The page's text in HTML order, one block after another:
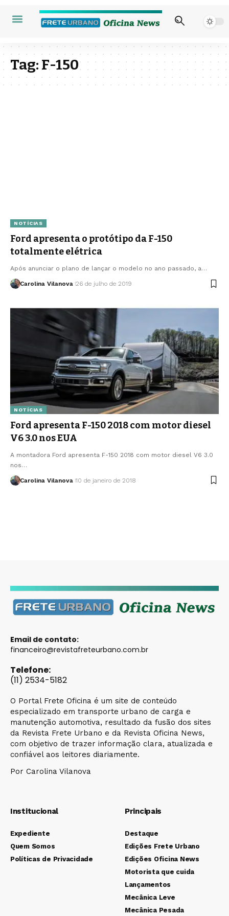
Tag:F-150
NOTÍCIAS
Ford apresenta o protótipo da F-150
totalmente elétrica
Após anunciar o plano de lançar o modelo no ano passado, a…
Carolina Vilanova 26 de julho de 2019
NOTÍCIAS
Ford apresenta F-150 2018 com motor diesel
V6 3.0 nos EUA
A montadora Ford apresenta F-150 2018 com motor diesel V6 3.0
nos…
Carolina Vilanova 10 de janeiro de 2018
Email de contato:
financeiro@revistafreteurbano.com.br
Telefone:
(11) 2534-5182
O Portal Frete Oficina é um site de conteúdo
especializado em transporte urbano de carga e
manutenção automotiva, resultado da fusão dos sites
da Revista Frete Urbano e da Revista Oficina News,
com objetivo de trazer informação clara, atualizada e
confiável aos leitores diariamente.
Por Carolina Vilanova
Institucional
Expediente
Quem Somos
Políticas de Privacidade
Principais
Destaque
Edições Frete Urbano
Edições Oficina News
Motorista que cuida
Lançamentos
Mecânica Leve
Mecânica Pesada